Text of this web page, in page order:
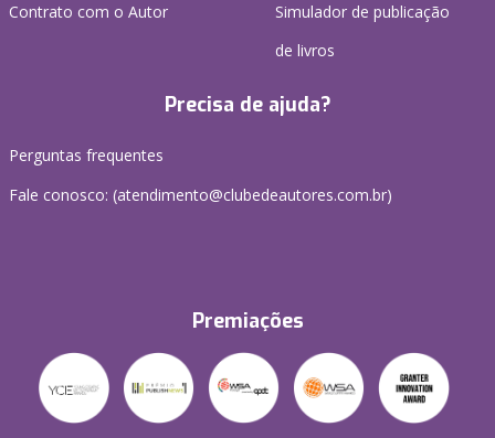
Contrato com o Autor
Simulador de publicação
de livros
Precisa de ajuda?
Perguntas frequentes
Fale conosco: (atendimento@clubedeautores.com.br)
Premiações